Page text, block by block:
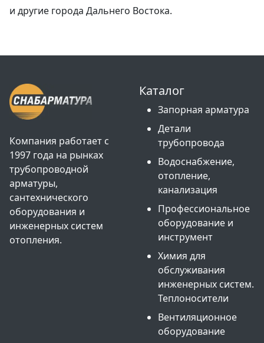
и другие города Дальнего Востока.
Компания работает с
1997 года на рынках
трубопроводной
арматуры,
сантехнического
оборудования и
инженерных систем
отопления.
Каталог
Запорная арматура
Детали
трубопровода
Водоснабжение,
отопление,
канализация
Профессиональное
оборудование и
инструмент
Химия для
обслуживания
инженерных систем.
Теплоносители
Вентиляционное
оборудование